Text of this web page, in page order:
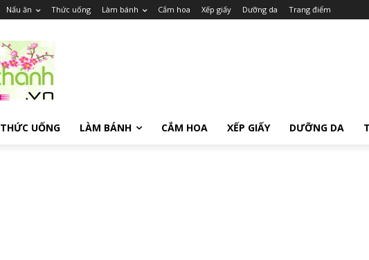
Nấu ăn Thức uống Làm bánh Cắm hoa Xếp giấy Dưỡng da Trang điểm
THỨC UỐNG LÀM BÁNH CẮM HOA XẾP GIẤY DƯỠNG DA